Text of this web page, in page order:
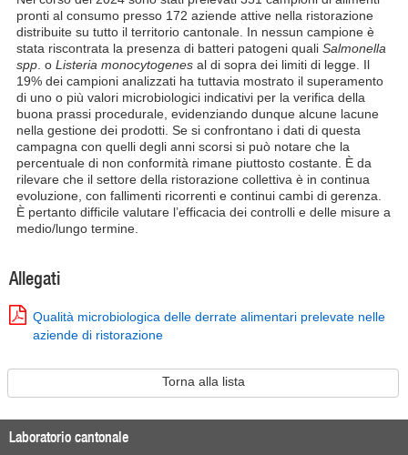
pronti al consumo presso 172 aziende attive nella ristorazione
distribuite su tutto il territorio cantonale. In nessun campione è
stata riscontrata la presenza di batteri patogeni quali Salmonella
spp. o Listeria monocytogenes al di sopra dei limiti di legge. Il
19% dei campioni analizzati ha tuttavia mostrato il superamento
di uno o più valori microbiologici indicativi per la verifica della
buona prassi procedurale, evidenziando dunque alcune lacune
nella gestione dei prodotti. Se si confrontano i dati di questa
campagna con quelli degli anni scorsi si può notare che la
percentuale di non conformità rimane piuttosto costante. È da
rilevare che il settore della ristorazione collettiva è in continua
evoluzione, con fallimenti ricorrenti e continui cambi di gerenza.
È pertanto difficile valutare l’efficacia dei controlli e delle misure a
medio/lungo termine.
Allegati
Qualità microbiologica delle derrate alimentari prelevate nelle
aziende di ristorazione
Torna alla lista
Laboratorio cantonale